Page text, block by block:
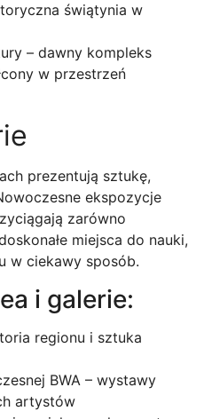
świątynia w
– dawny kompleks
w przestrzeń
prezentują sztukę,
ekspozycje
zarówno
miejsca do nauki,
w ciekawy sposób.
i galerie:
regionu i sztuka
BWA – wystawy
artystów